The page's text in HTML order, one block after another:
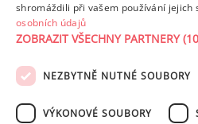
Detailní
PODMÍNKY UŽITÍ ZÁSADY
shromáždili při vašem používání jejich
osobních údajů
ZOBRAZIT VŠECHNY PARTNERY
NEZBYTNĚ NUTNÉ SOUBORY
VÝKONOVÉ SOUBORY